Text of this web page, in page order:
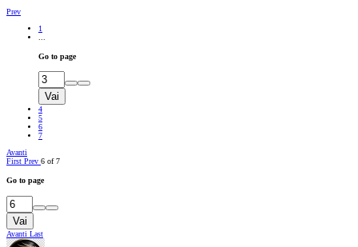
Prev
1
Go to page
Vai
4
5
6
7
Avanti
First Prev 6 of 7
Go to page
Vai
Avanti Last